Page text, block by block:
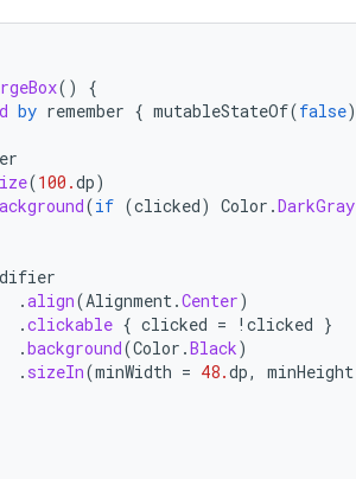
()
{
by remember { mutableStateOf(false)
(100.dp)
(if (clicked) Color .DarkGray
.align(Alignment .Center)
.clickable { clicked = ! clicked }
.background(Color .Black)
. sizeIn(minWidth = 48.dp, minHeight